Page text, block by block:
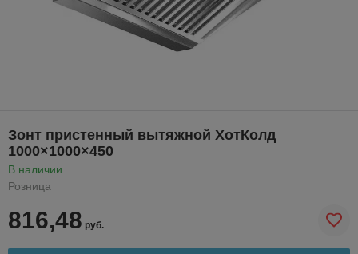
Зонт пристенный вытяжной ХотКолд
1000×1000×450
В наличии
Розница
816,48 руб.